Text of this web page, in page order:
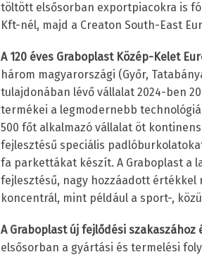
töltött elsősorban exportpiacokra is
Kft-nél, majd a Creaton South-East
A 120 éves Graboplast Közép-Kelet
három magyarországi (Győr,
tulajdonában lévő vállalat 2024-ben
termékei a legmodernebb
500 főt alkalmazó vállalat öt
fejlesztésű speciális
fa parkettákat készít. A Graboplast a
fejlesztésű, nagy hozzáadott
koncentrál, mint például a sport-,
A Graboplast új fejlődési szakaszához
elsősorban a gyártási és termelési